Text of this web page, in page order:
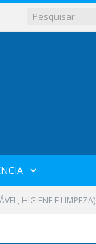
HIGIENE E LIMPEZA)